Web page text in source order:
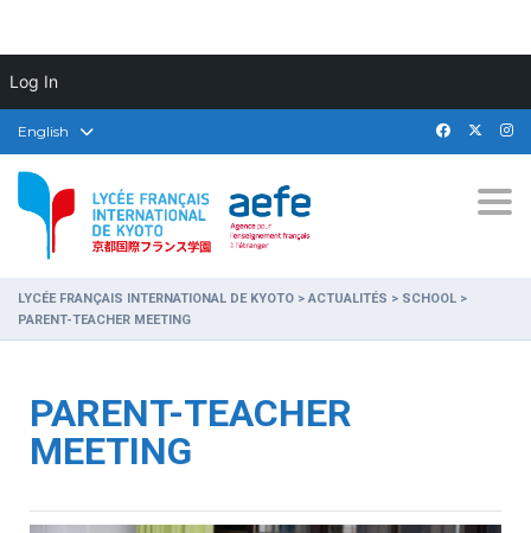
Log In
English
LYCÉE FRANÇAIS INTERNATIONAL DE KYOTO >ACTUALITÉS > SCHOOL >
PARENT-TEACHER MEETING
PARENT-TEACHER
MEETING